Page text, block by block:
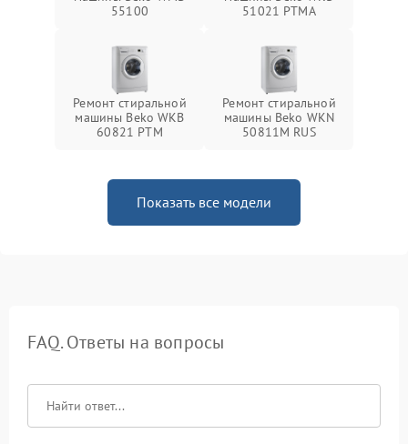
55100
51021 PTМА
Ремонт стиральной
машины Beko WKB
60821 PTМ
Ремонт стиральной
машины Beko WKN
50811M RUS
Показать все модели
FAQ. Ответы на вопросы